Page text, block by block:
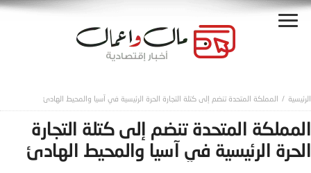
المملكة المتحدة تنضم إلى كتلة التجارة الحرة الرئيسية في آسيا والمحيط الهادئ
المملكة المتحدة تنضم إلى كتلة التجارة
الحرة الرئيسية في آسيا والمحيط الهادئ